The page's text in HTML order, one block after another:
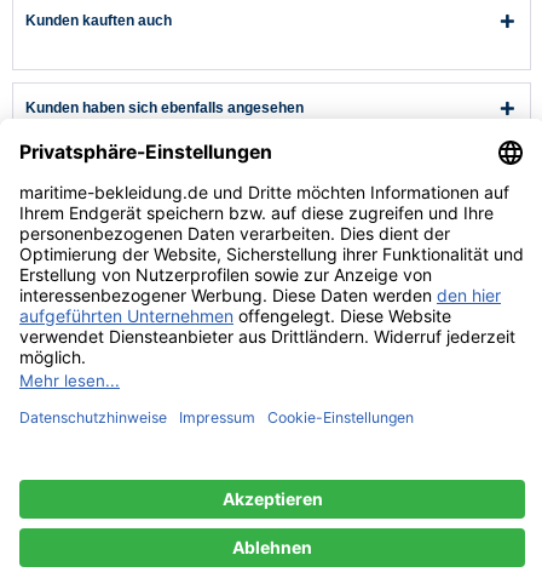
Kunden kauften auch
Kunden haben sich ebenfalls angesehen
Kundenservice
Hilfe & Infos
Rechtliches
* Alle Preise verstehen sich inkl. Mehrwertsteuer und zzgl.
** Niedrigster Gesamtpreis der letzten 30 Tage vor der Preisermäßigung.
Versandkosten Lieferzeiten Zahlungsarten Rücksendung
Kontakt Impressum